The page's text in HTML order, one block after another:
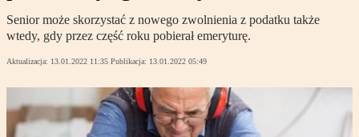
Senior może skorzystać z nowego zwolnienia z podatku także
wtedy, gdy przez część roku pobierał emeryturę.
Aktualizacja: 13.01.2022 11:35 Publikacja: 13.01.2022 05:49